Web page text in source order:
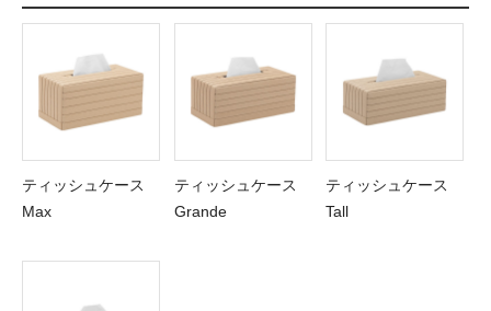
ティッシュケース
Max
ティッシュケース
Grande
ティッシュケース
Tall